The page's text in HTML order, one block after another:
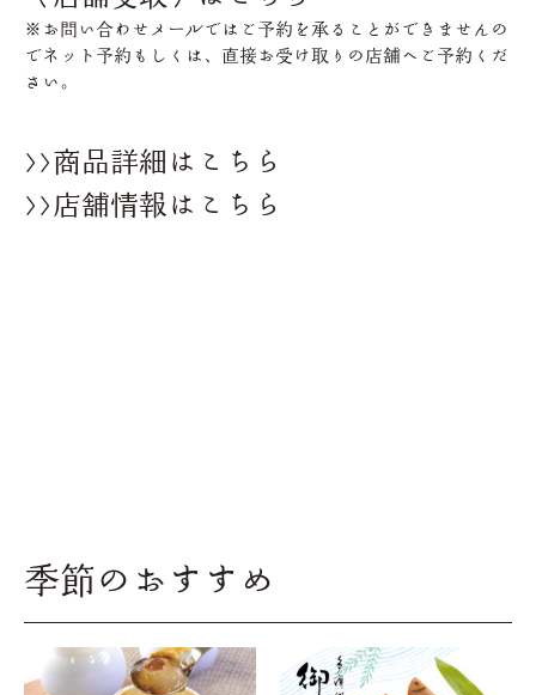
※お問い合わせメールではご予約を承ることができませんの
でネット予約もしくは、直接お受け取りの店舗へご予約くだ
さい。
>>商品詳細はこちら
>>店舗情報はこちら
季節のおすすめ